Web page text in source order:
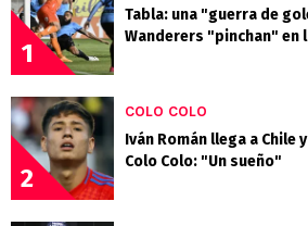
1
Tabla: una "guerra de
Wanderers "pinchan" en
2
COLO COLO
Iván Román llega a Chile
Colo Colo: "Un sueño"